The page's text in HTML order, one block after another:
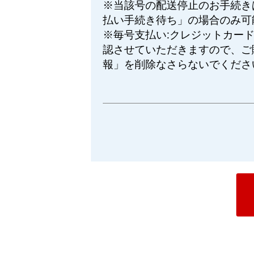
※当該号の配送停止のお手続
払い手続き待ち」の場合のみ可
※毎号支払い:クレジットカー
認させていただきますので、
報」を削除なさらないでくださ